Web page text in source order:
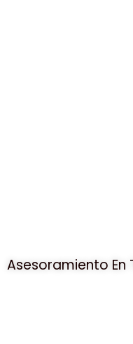
Asesoramiento En